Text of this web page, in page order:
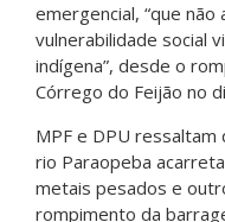
emergencial, “que
vulnerabilidade social
indígena”, desde o
Córrego do Feijão no
MPF e DPU ressaltam
rio Paraopeba
metais pesados e
rompimento da